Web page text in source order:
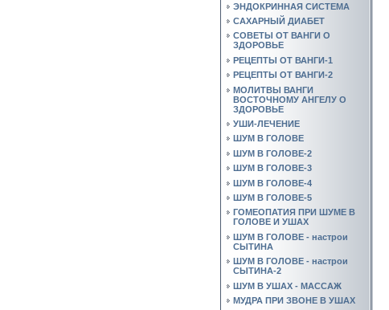
ЭНДОКРИННАЯ СИСТЕМА
САХАРНЫЙ ДИАБЕТ
СОВЕТЫ ОТ ВАНГИ О
ЗДОРОВЬЕ
РЕЦЕПТЫ ОТ ВАНГИ-1
РЕЦЕПТЫ ОТ ВАНГИ-2
МОЛИТВЫ ВАНГИ
ВОСТОЧНОМУ АНГЕЛУ О
ЗДОРОВЬЕ
УШИ-ЛЕЧЕНИЕ
ШУМ В ГОЛОВЕ
ШУМ В ГОЛОВЕ-2
ШУМ В ГОЛОВЕ-3
ШУМ В ГОЛОВЕ-4
ШУМ В ГОЛОВЕ-5
ГОМЕОПАТИЯ ПРИ ШУМЕ В
ГОЛОВЕ И УШАХ
ШУМ В ГОЛОВЕ - настрои
СЫТИНА
ШУМ В ГОЛОВЕ - настрои
СЫТИНА-2
ШУМ В УШАХ - МАССАЖ
МУДРА ПРИ ЗВОНЕ В УШАХ